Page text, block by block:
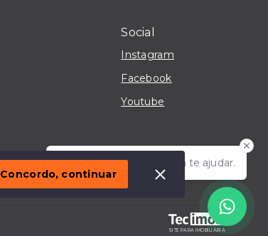
Olá! Estou disponível para te ajudar.
Social
Instagram
Facebook
Youtube
SITE PARA IMOBILIARIA
Concordo, continuar